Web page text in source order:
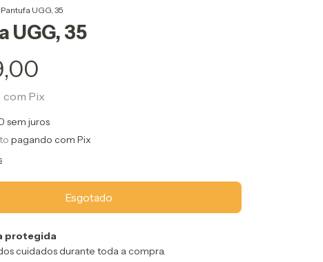
Pantufa UGG, 35
UGG, 35
com Pix
sem juros
pagando com Pix
protegida
cuidados durante toda a compra.